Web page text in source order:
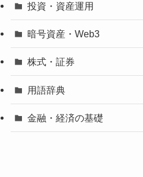
投資・資産運用
暗号資産・Web3
株式・証券
用語辞典
金融・経済の基礎